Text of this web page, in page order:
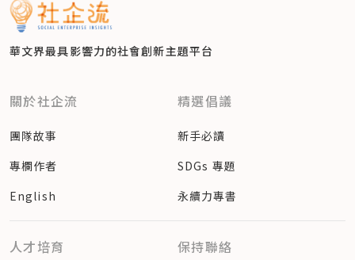
華文界最具影響力的社會創新主題平台
關於社企流
團隊故事
專欄作者
English
精選倡議
新手必讀
SDGs 專題
永續力專書
人才培育 保持聯絡